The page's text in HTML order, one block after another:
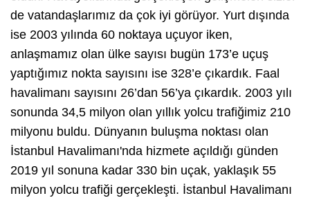
de vatandaşlarımız da çok iyi görüyor. Yurt dışında
ise 2003 yılında 60 noktaya uçuyor iken,
anlaşmamız olan ülke sayısı bugün 173’e uçuş
yaptığımız nokta sayısını ise 328’e çıkardık. Faal
havalimanı sayısını 26’dan 56’ya çıkardık. 2003 yılı
sonunda 34,5 milyon olan yıllık yolcu trafiğimiz 210
milyonu buldu. Dünyanın buluşma noktası olan
İstanbul Havalimanı'nda hizmete açıldığı günden
2019 yıl sonuna kadar 330 bin uçak, yaklaşık 55
milyon yolcu trafiği gerçekleşti. İstanbul Havalimanı